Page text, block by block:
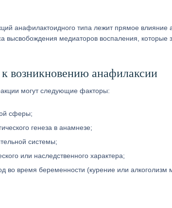
анафилактоидного типа лежит прямое влияние
высвобождения медиаторов воспаления, которые
возникновению анафилаксии
могут следующие факторы:
сферы;
генеза в анамнезе;
системы;
или наследственного характера;
во время беременности (курение или алкоголизм